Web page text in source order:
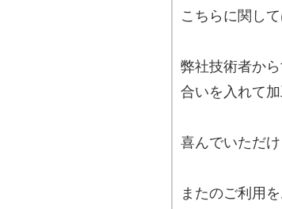
こちらに関し
弊社技術者か
合いを入れて
喜んでいただけ
またのご利用